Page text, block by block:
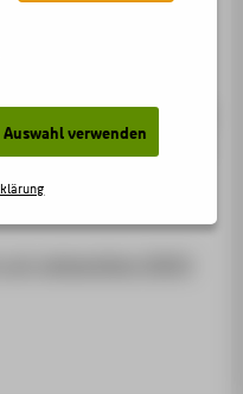
Vortrag › 2025
Practices of Knowledge
für Kultur und
FÜR
Auswahl verwenden